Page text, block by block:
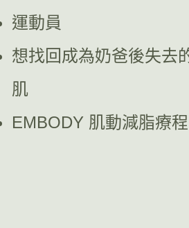
運動員
想找回成為奶爸後失去
肌
EMBODY 肌動減脂療程